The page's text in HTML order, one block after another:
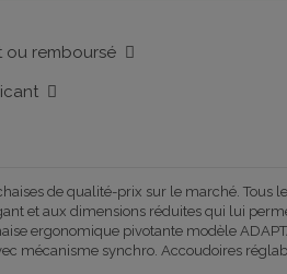
ou remboursé
de qualité-prix sur le marché. Tous
et aux dimensions réduites qui lui
ergonomique pivotante modèle
mécanisme synchro. Accoudoires